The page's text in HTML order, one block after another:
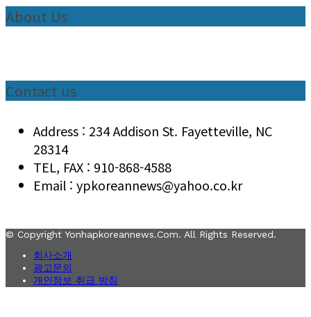
About Us
Contact us
Address : 234 Addison St. Fayetteville, NC
28314
TEL, FAX : 910-868-4588
Email : ypkoreannews@yahoo.co.kr
© Copyright Yonhapkoreannews.com. All Rights Reserved.
회사소개
광고문의
개인정보 취급 방침